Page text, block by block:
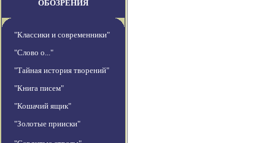
ОБОЗРЕНИЯ
"Классики и современники"
"Слово о..."
"Тайная история творений"
"Книга писем"
"Кошачий ящик"
"Золотые прииски"